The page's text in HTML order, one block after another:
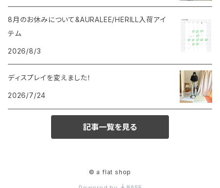
8月のお休みについて&AURALEE/HERILL入荷アイ
テム
2026/8/3
ディスプレイを変えました！
2026/7/24
記事一覧を見る
© a flat shop